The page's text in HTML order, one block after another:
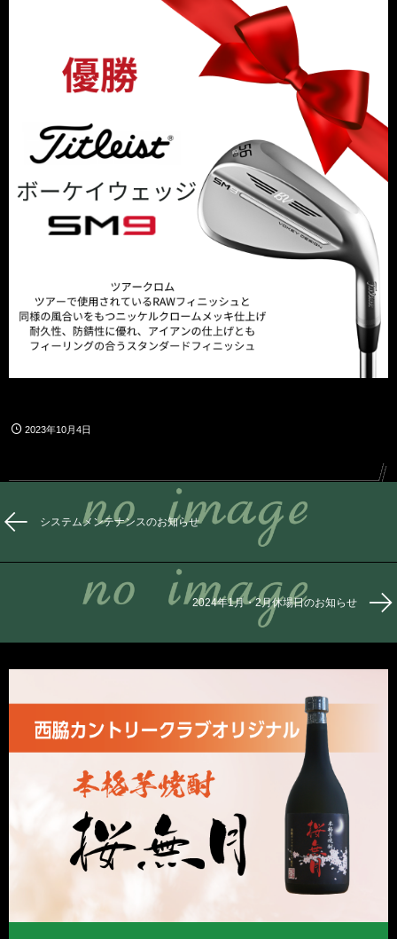
2023年10月4日
システムメンテナンスのお知らせ
2024年1月・2月休場日のお知らせ